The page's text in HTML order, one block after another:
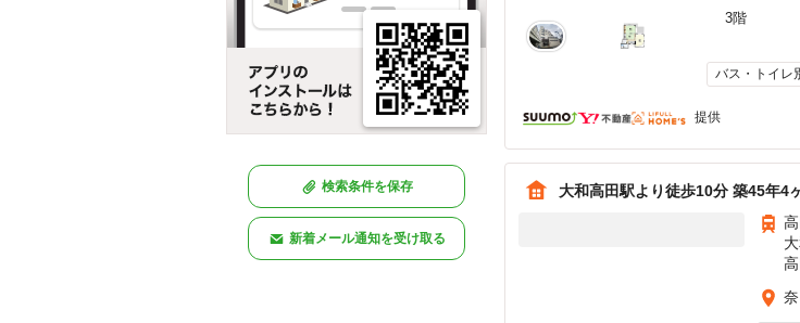
検索条件を保存
新着メール通知を受け取る
3階
バス・トイレ
提供
大和高田駅より徒歩10分 築45年4